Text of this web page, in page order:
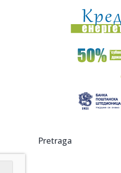
00:01:Na današnji
23:59:U
osobe poginul...
23:54:Aleksić:
Pretraga